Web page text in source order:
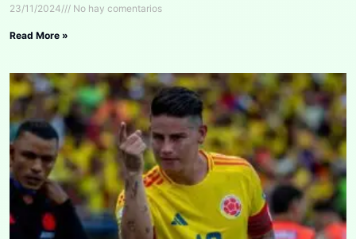
23/11/2024 No hay comentarios
Read More »